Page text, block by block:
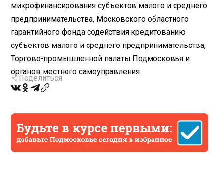
микрофинансирования субъектов малого и среднего
предпринимательства, Московского областного
гарантийного фонда содействия кредитованию
субъектов малого и среднего предпринимательства,
Торгово-промышленной палаты Подмосковья и
органов местного самоуправления.
Поделиться